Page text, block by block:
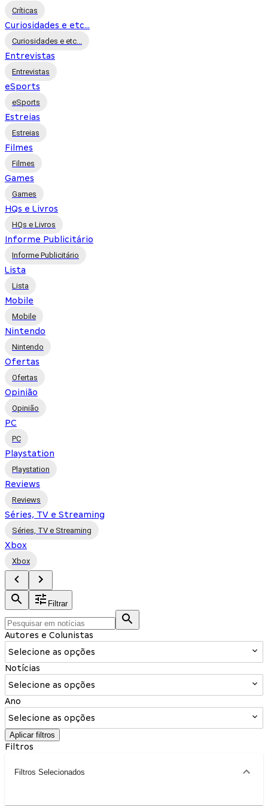
Críticas
Curiosidades e etc...
Curiosidades e etc...
Entrevistas
Entrevistas
eSports
eSports
Estreias
Estreias
Filmes
Filmes
Games
Games
HQs e Livros
HQs e Livros
Informe Publicitário
Informe Publicitário
Lista
Lista
Mobile
Mobile
Nintendo
Nintendo
Ofertas
Ofertas
Opinião
Opinião
PC
PC
Playstation
Playstation
Reviews
Reviews
Séries, TV e Streaming
Séries, TV e Streaming
Xbox
Xbox
Filtrar
Autores e Colunistas
Selecione as opções
Notícias
Selecione as opções
Ano
Selecione as opções
Aplicar filtros
Filtros
Filtros Selecionados